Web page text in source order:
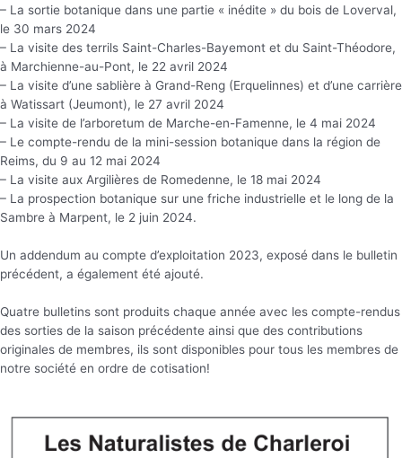
– La sortie botanique dans une partie « inédite » du bois de Loverval,
le 30 mars 2024
– La visite des terrils Saint-Charles-Bayemont et du Saint-Théodore,
à Marchienne-au-Pont, le 22 avril 2024
– La visite d’une sablière à Grand-Reng (Erquelinnes) et d’une carrière
à Watissart (Jeumont), le 27 avril 2024
– La visite de l’arboretum de Marche-en-Famenne, le 4 mai 2024
– Le compte-rendu de la mini-session botanique dans la région de
Reims, du 9 au 12 mai 2024
– La visite aux Argilières de Romedenne, le 18 mai 2024
– La prospection botanique sur une friche industrielle et le long de la
Sambre à Marpent, le 2 juin 2024.
Un addendum au compte d’exploitation 2023, exposé dans le bulletin
précédent, a également été ajouté.
Quatre bulletins sont produits chaque année avec les compte-rendus
des sorties de la saison précédente ainsi que des contributions
originales de membres, ils sont disponibles pour tous les membres de
notre société en ordre de cotisation!